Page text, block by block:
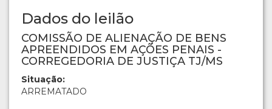
Dados do leilão
COMISSÃO DE ALIENAÇÃO DE BENS
APREENDIDOS EM AÇÕES PENAIS -
CORREGEDORIA DE JUSTIÇA TJ/MS
Situação:
ARREMATADO